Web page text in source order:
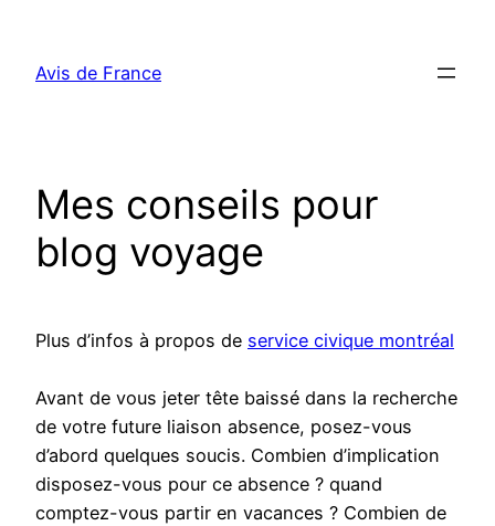
contenu
Avis de France
Mes conseils pour
blog voyage
Plus d’infos à propos de service civique montréal
Avant de vous jeter tête baissé dans la recherche
de votre future liaison absence, posez-vous
d’abord quelques soucis. Combien d’implication
disposez-vous pour ce absence ? quand
comptez-vous partir en vacances ? Combien de